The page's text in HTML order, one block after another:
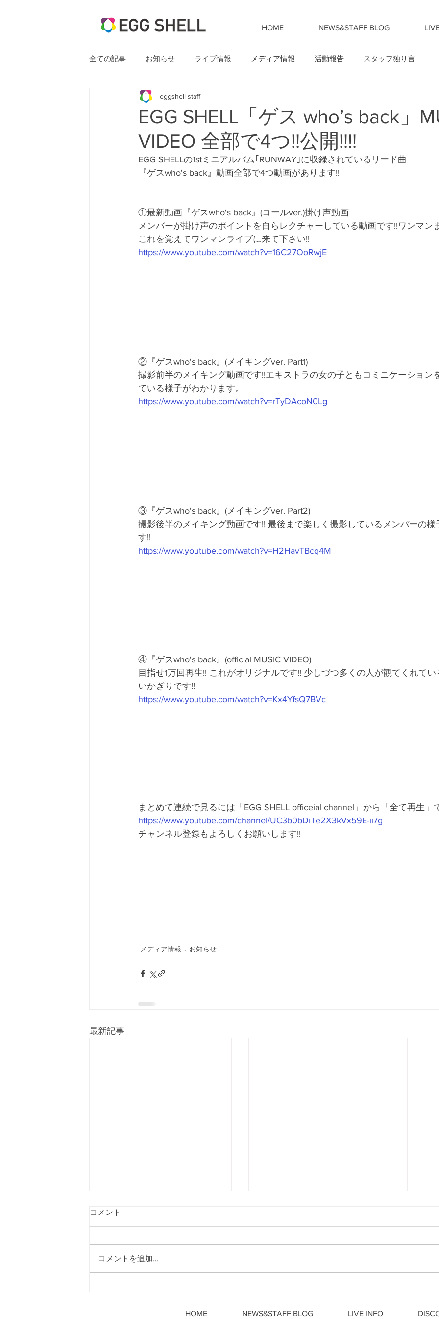
HOME NEWS&STAFF BLOG
全ての記事 お知らせ ライブ情報 メディア情報 活動報告 スタッフ独り言
EGG SHELL「ゲス who’s back」
VIDEO 全部で4つ!!公開!!!!
eggshell staff
EGG SHELLの1stミニアルバム｢RUNWAY｣に収録されているリード曲
『ゲスwho's back』動画全部で4つ動画があります!!
①最新動画『ゲスwho's back』(コールver.)掛け声動画
メンバーが掛け声のポイントを自らレクチャーしている動画です!!ワンマン
これを覚えてワンマンライブに来て下さい!!
https://www.youtube.com/watch?v=16C27OoRwjE
②『ゲスwho's back』(メイキングver. Part1)
撮影前半のメイキング動画です!!エキストラの女の子ともコミニケーション
ている様子がわかります。
https://www.youtube.com/watch?v=rTyDAcoN0Lg
③『ゲスwho's back』(メイキングver. Part2)
撮影後半のメイキング動画です!! 最後まで楽しく撮影しているメンバーの様
す!!
https://www.youtube.com/watch?v=H2HavTBcq4M
④『ゲスwho's back』(official MUSIC VIDEO)
目指せ1万回再生!! これがオリジナルです!! 少しづつ多くの人が観てくれてい
いかぎりです!!
https://www.youtube.com/watch?v=Kx4YfsQ7BVc
まとめて連続で見るには「EGG SHELL officeial channel」から「全て再生」
https://www.youtube.com/channel/UC3b0bDiTe2X3kVx59E-ii7g
チャンネル登録もよろしくお願いします!!
メディア情報 お知らせ
最新記事
『BAYSOUND Fes2023』出
コメント
コメントを追加…
HOME NEWS&STAFF BLOG LIVE INFO